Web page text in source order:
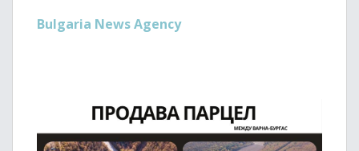
Bulgaria News Agency